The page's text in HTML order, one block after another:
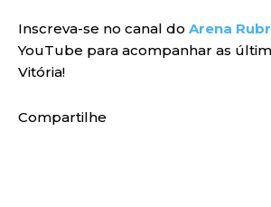
Inscreva-se no canal do Arena
YouTube para acompanhar as
Vitória!
Compartilhe